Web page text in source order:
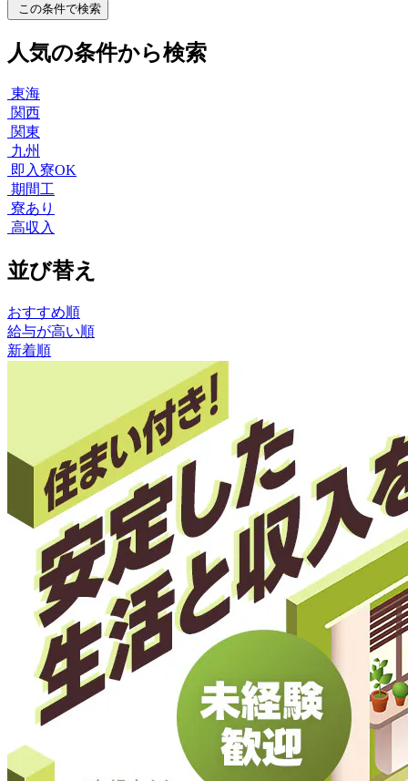
この条件で検索
人気の条件から検索
東海
関西
関東
九州
即入寮OK
期間工
寮あり
高収入
並び替え
おすすめ順
給与が高い順
新着順